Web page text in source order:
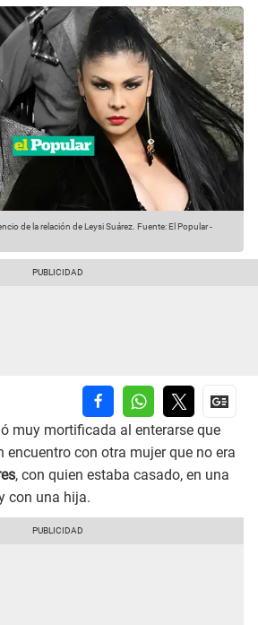
de la relación de Leysi Suárez. Fuente: El Popular-
muy mortificada al enterarse que
encuentro con otra mujer que no era
, con quien estaba casado, en una
con una hija.